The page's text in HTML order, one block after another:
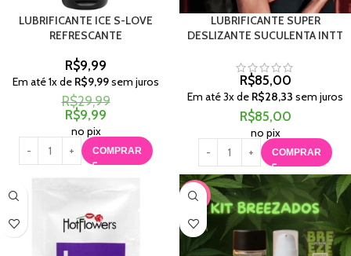
LUBRIFICANTE ICE S-LOVE
REFRESCANTE
R$9,99
Em até1x de R$9,99sem juros
R$29,99
R$9,99
no pix
COMPRAR
LUBRIFICANTE SUPER
DESLIZANTE SUCULENTA INTT
R$85,00
Em até3x de R$28,33 sem juros
R$85,00
no pix
COMPRAR
-16%